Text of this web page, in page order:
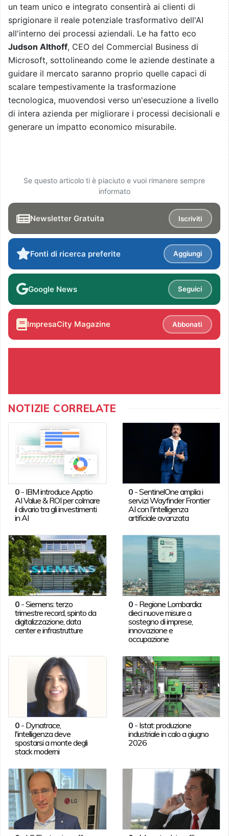
un team unico e integrato consentirà ai clienti di
sprigionare il reale potenziale trasformativo dell'AI
all'interno dei processi aziendali. Le ha fatto eco
Judson Althoff, CEO del Commercial Business di
Microsoft, sottolineando come le aziende destinate a
guidare il mercato saranno proprio quelle capaci di
scalare tempestivamente la trasformazione
tecnologica, muovendosi verso un'esecuzione a livello
di intera azienda per migliorare i processi decisionali e
generare un impatto economico misurabile.
Se questo articolo ti è piaciuto e vuoi rimanere sempre
informato
Newsletter Gratuita Iscriviti
Fonti di ricerca preferite Aggiungi
Google News Seguici
ImpresaCity Magazine Abbonati
NOTIZIE CORRELATE
0- IBM introduce Apptio
AI Value & ROI per colmare
il divario tra gli investimenti
in AI
0 -SentinelOne amplia i
servizi Wayfinder Frontier
AI con l'intelligenza
artificiale avanzata
0-Siemens: terzo
trimestre record, spinto da
digitalizzazione, data
center e infrastrutture
0 - Regione Lombardia:
dieci nuove misure a
sostegno di imprese,
innovazione e
occupazione
0- Dynatrace,
l'intelligenza deve
spostarsi a monte degli
stack moderni
0 - Istat: produzione
industriale in calo a giugno
2026